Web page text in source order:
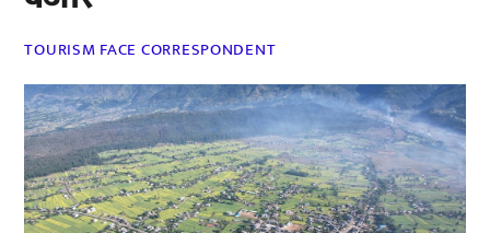
TOURISM FACE CORRESPONDENT